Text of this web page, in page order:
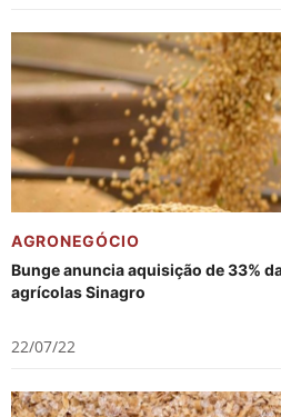
AGRONEGÓCIO
Bunge anuncia aquisição de 33%
agrícolas Sinagro
22/07/22